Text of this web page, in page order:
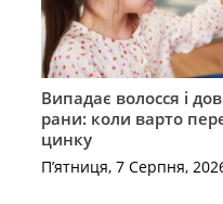
Випадає волосся і
рани: коли варто
цинку
П’ятниця, 7 Серпня,